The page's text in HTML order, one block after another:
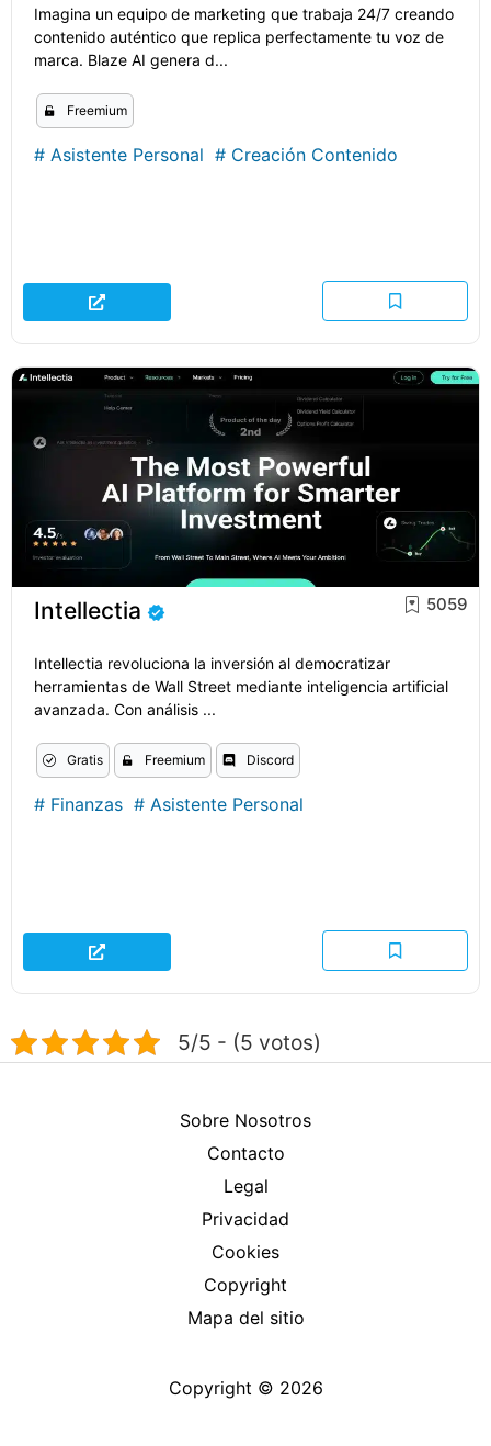
Imagina un equipo de marketing que trabaja 24/7 creando
contenido auténtico que replica perfectamente tu voz de
marca. Blaze AI genera d...
Freemium
# Asistente Personal # Creación Contenido
Intellectia 5059
Intellectia revoluciona la inversión al democratizar
herramientas de Wall Street mediante inteligencia artificial
avanzada. Con análisis ...
Gratis Freemium Discord
# Finanzas # Asistente Personal
5/5 - (5 votos)
Sobre Nosotros
Contacto
Legal
Privacidad
Cookies
Copyright
Mapa del sitio
Copyright © 2026